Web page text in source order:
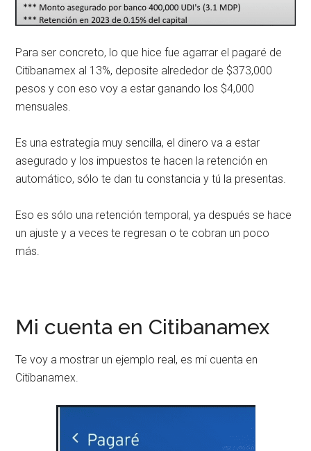
Para ser concreto, lo que hice fue agarrar el pagaré de
Citibanamex al 13%, deposite alrededor de $373,000
pesos y con eso voy a estar ganando los $4,000
mensuales.
Es una estrategia muy sencilla, el dinero va a estar
asegurado y los impuestos te hacen la retención en
automático, sólo te dan tu constancia y tú la presentas.
Eso es sólo una retención temporal, ya después se hace
un ajuste y a veces te regresan o te cobran un poco
más.
Mi cuenta en Citibanamex
Te voy a mostrar un ejemplo real, es mi cuenta en
Citibanamex.